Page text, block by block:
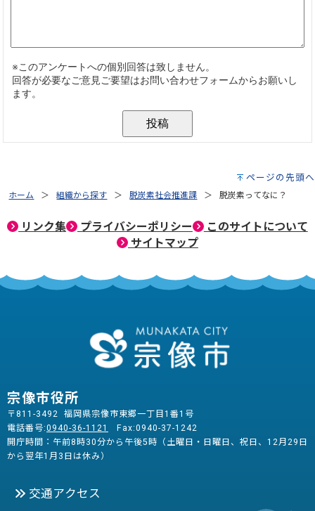
ページの先頭へ
ホーム 組織から探す 脱炭素社会推進課 脱炭素ってなに？
リンク集 プライバシーポリシー
このサイトについて
サイトマップ
宗像市役所
〒811-3492 福岡県宗像市東郷一丁目1番1号
電話番号:0940-36-1121
Fax:0940-37-1242
開庁時間：午前8時30分から午後5時（土曜日・日曜日、祝日、12月29日
から翌年1月3日は休み）
交通アクセス